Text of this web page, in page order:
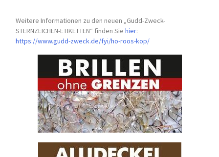
Weitere Informationen zu den neuen „Gudd-Zweck-
STERNZEICHEN-ETIKETTEN“ finden Siehier:
https://www.gudd-zweck.de/fyi/ho-roos-kop/